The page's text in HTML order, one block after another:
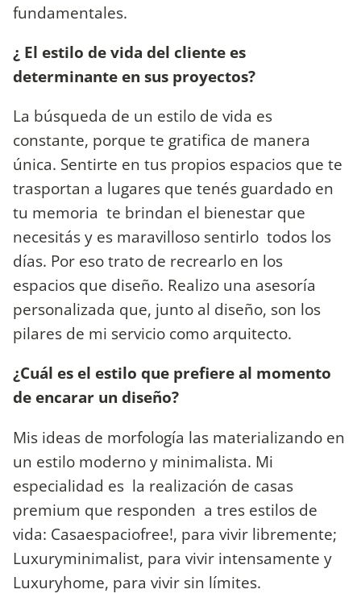
fundamentales.
¿ El estilo de vida del cliente es
determinante en sus proyectos?
La búsqueda de un estilo de vida es
constante, porque te gratifica de manera
única. Sentirte en tus propios espacios que te
trasportan a lugares que tenés guardado en
tu memoria te brindan el bienestar que
necesitás y es maravilloso sentirlo todos los
días. Por eso trato de recrearlo en los
espacios que diseño. Realizo una asesoría
personalizada que, junto al diseño, son los
pilares de mi servicio como arquitecto.
¿Cuál es el estilo que prefiere al momento
de encarar un diseño?
Mis ideas de morfología las materializando en
un estilo moderno y minimalista. Mi
especialidad es la realización de casas
premium que responden a tres estilos de
vida: Casaespaciofree!, para vivir libremente;
Luxuryminimalist, para vivir intensamente y
Luxuryhome, para vivir sin límites.